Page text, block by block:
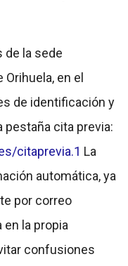
de la sede
en el
de identificación y
cita previa:
citaprevia.1 La
automática, ya
por correo
la propia
confusiones